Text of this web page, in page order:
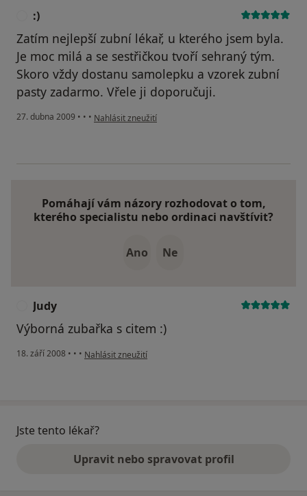
:)
Zatím nejlepší zubní lékař, u kterého jsem byla.
Je moc milá a se sestřičkou tvoří sehraný tým.
Skoro vždy dostanu samolepku a vzorek zubní
pasty zadarmo. Vřele ji doporučuji.
27. dubna 2009 • • • podle názoru uživatele :)
Nahlásit zneužití
Pomáhají vám názory rozhodovat o tom,
kterého specialistu nebo ordinaci navštívit?
Ano Ne
Judy
Výborná zubařka s citem :)
18. září 2008 • • • podle názoru uživatele Judy
Nahlásit zneužití
Jste tento lékař?
Upravit nebo spravovat profil